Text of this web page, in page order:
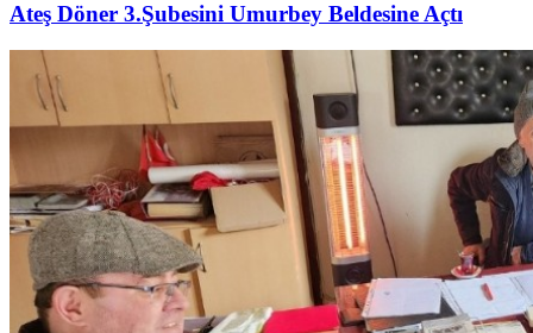
Ateş Döner 3.Şubesini Umurbey Beldesine Açtı